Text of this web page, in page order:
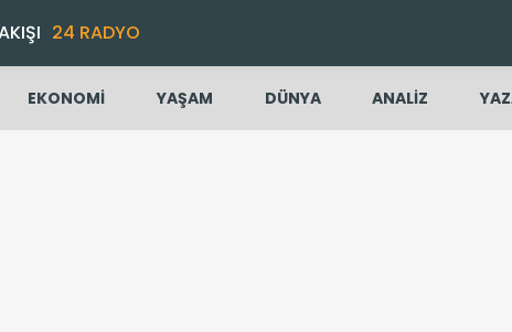
24 RADYO
EKONOMİ YAŞAM DÜNYA ANALİZ